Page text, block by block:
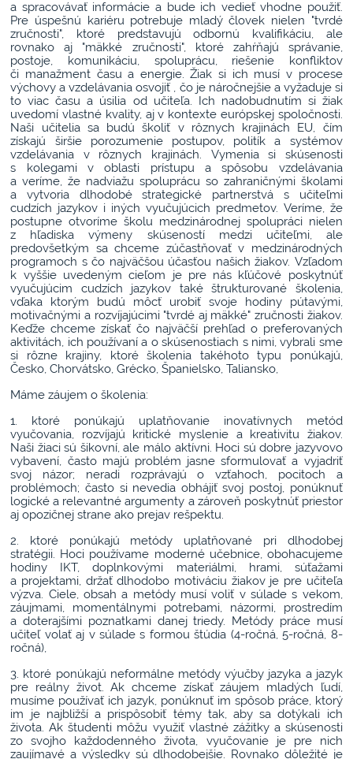
a spracovávať informácie a bude ich vedieť vhodne použiť.
Pre úspešnú kariéru potrebuje mladý človek nielen "tvrdé
zručnosti", ktoré predstavujú odbornú kvalifikáciu, ale
rovnako aj "mäkké zručnosti", ktoré zahŕňajú správanie,
postoje, komunikáciu, spoluprácu, riešenie konfliktov
či manažment času a energie. Žiak si ich musí v procese
výchovy a vzdelávania osvojiť , čo je náročnejšie a vyžaduje si
to viac času a úsilia od učiteľa. Ich nadobudnutím si žiak
uvedomí vlastné kvality, aj v kontexte európskej spoločnosti.
Naši učitelia sa budú školiť v rôznych krajinách EU, čím
získajú širšie porozumenie postupov, politík a systémov
vzdelávania v rôznych krajinách. Vymenia si skúsenosti
s kolegami v oblasti prístupu a spôsobu vzdelávania
a veríme, že nadviažu spoluprácu so zahraničnými školami
a vytvoria dlhodobé strategické partnerstvá s učiteľmi
cudzích jazykov i iných vyučujúcich predmetov. Veríme, že
postupne otvoríme školu medzinárodnej spolupráci nielen
z hľadiska výmeny skúseností medzi učiteľmi, ale
predovšetkým sa chceme zúčastňovať v medzinárodných
programoch s čo najväčšou účasťou našich žiakov. Vzľadom
k vyššie uvedeným cieľom je pre nás kľúčové poskytnúť
vyučujúcim cudzích jazykov také štrukturované školenia,
vďaka ktorým budú môcť urobiť svoje hodiny pútavými,
motivačnými a rozvíjajúcimi "tvrdé aj mäkké" zručnosti žiakov.
Keďže chceme získať čo najväčší prehľad o preferovaných
aktivitách, ich používaní a o skúsenostiach s nimi, vybrali sme
si rôzne krajiny, ktoré školenia takéhoto typu ponúkajú,
Česko, Chorvátsko, Grécko, Španielsko, Taliansko,
Máme záujem o školenia:
1. ktoré ponúkajú uplatňovanie inovatívnych metód
vyučovania, rozvíjajú kritické myslenie a kreativitu žiakov.
Naši žiaci sú šikovní, ale málo aktívni. Hoci sú dobre jazyvovo
vybavení, často majú problém jasne sformulovať a vyjadriť
svoj názor; neradi rozprávajú o vzťahoch, pocitoch a
problémoch; často si nevedia obhájiť svoj postoj, ponúknuť
logické a relevantné argumenty a zároveň poskytnúť priestor
aj opozičnej strane ako prejav rešpektu.
2. ktoré ponúkajú metódy uplatňované pri dlhodobej
stratégii. Hoci používame moderné učebnice, obohacujeme
hodiny IKT, doplnkovými materiálmi, hrami, súťažami
a projektami, držať dlhodobo motiváciu žiakov je pre učiteľa
výzva. Ciele, obsah a metódy musí voliť v súlade s vekom,
záujmami, momentálnymi potrebami, názormi, prostredím
a doterajšími poznatkami danej triedy. Metódy práce musí
učiteľ volať aj v súlade s formou štúdia (4-ročná, 5-ročná, 8-
ročná),
3. ktoré ponúkajú neformálne metódy výučby jazyka a jazyk
pre reálny život. Ak chceme získať záujem mladých ľudí,
musíme používať ich jazyk, ponúknuť im spôsob práce, ktorý
im je najbližší a prispôsobiť témy tak, aby sa dotýkali ich
života. Ak študenti môžu využiť vlastné zážitky a skúsenosti
zo svojho každodenného života, vyučovanie je pre nich
zaujímavé a výsledky sú dlhodobejšie. Rovnako dôležité je